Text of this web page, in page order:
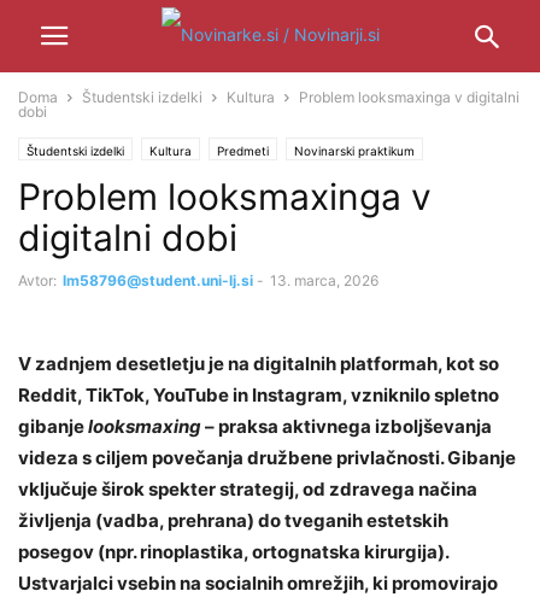
Doma Študentski izdelki Kultura
Problem looksmaxinga v digitalni
dobi
Študentski izdelki Kultura Predmeti Novinarski praktikum
Znanje in mediji
Problem looksmaxinga v
digitalni dobi
Avtor: lm58796@student.uni-lj.si - 13. marca, 2026
V zadnjem desetletju je na digitalnih platformah, kot so
Reddit, TikTok, YouTube in Instagram, vzniknilo spletno
gibanjelooksmaxing– praksa aktivnega izboljševanja
videza s ciljem povečanja družbene privlačnosti. Gibanje
vključuje širok spekter strategij, od zdravega načina
življenja (vadba, prehrana) do tveganih estetskih
posegov (npr. rinoplastika, ortognatska kirurgija).
Ustvarjalci vsebin na socialnih omrežjih, ki promovirajo